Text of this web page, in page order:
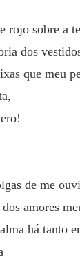
rojo sobre a
dos
que meu
de me
amores
há tanto